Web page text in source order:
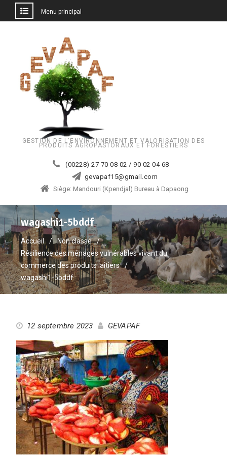
Menu principal
GESTION DE L'ENVIRONNEMENT ET VALORISATION DES
PRODUITS AGROPASTORAUX ET FORESTIERS
(00228) 27 70 08 02 / 90 02 04 68
gevapaf15@gmail.com
Siège: Mandouri (Kpendjal) Bureau à Dapaong
wagashi1-5bddf
Accueil
Non classé
Résilience des ménages vulnérables vivant du
commerce des produits laitiers
wagashi1-5bddf
12 septembre 2023 GEVAPAF